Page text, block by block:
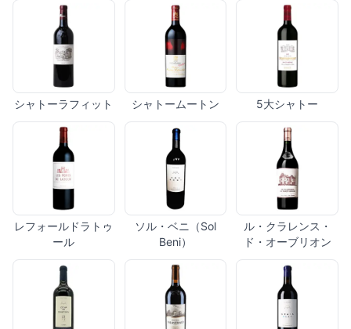
シャトーラフィット シャトームートン 5大シャトー
レフォールドラトゥ
ール
ソル・ベニ（Sol
Beni）
ル・クラレンス・
ド・オーブリオン